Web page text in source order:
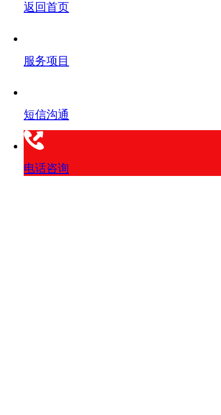
返回首页
服务项目
短信沟通
电话咨询